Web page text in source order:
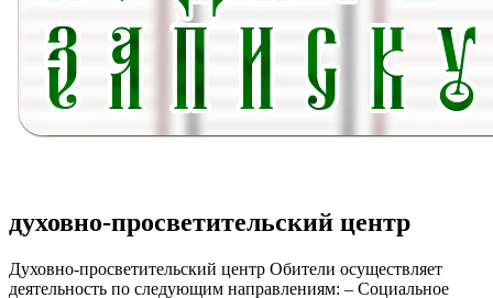
духовно-просветительский центр
Духовно-просветительский центр Обители осуществляет
деятельность по следующим направлениям: – Социальное